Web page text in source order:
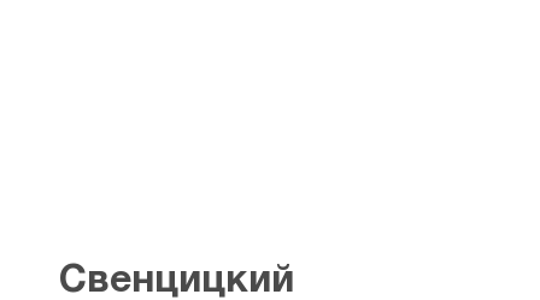
Свенцицкий